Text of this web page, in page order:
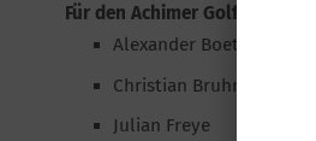
Für den Achimer Golfclub
Alexander Boeth
Christian Bruhn
Julian Freye